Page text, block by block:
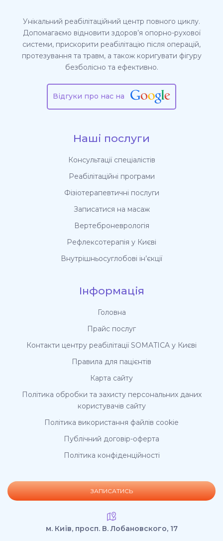
Унікальний реабілітаційний центр повного циклу.
Допомагаємо відновити здоров’я опорно-рухової
системи, прискорити реабілітацію після операцій,
протезування та травм, а також коригувати фігуру
безболісно та ефективно.
Відгуки про нас на
Наші послуги
Консультації спеціалістів
Реабілітаційні програми
Фізіотерапевтичні послуги
Записатися на масаж
Вертеброневрологія
Рефлексотерапія у Києві
Внутрішньосуглобові ін’єкції
Інформація
Головна
Прайс послуг
Контакти центру реабілітації SOMATICA у Києві
Правила для пацієнтів
Карта сайту
Політика обробки та захисту персональних даних
користувачів сайту
Політика використання файлів cookie
Публічний договір-оферта
Політика конфіденційності
ЗАПИСАТИСЬ
м. Київ, просп. В. Лобановского, 17